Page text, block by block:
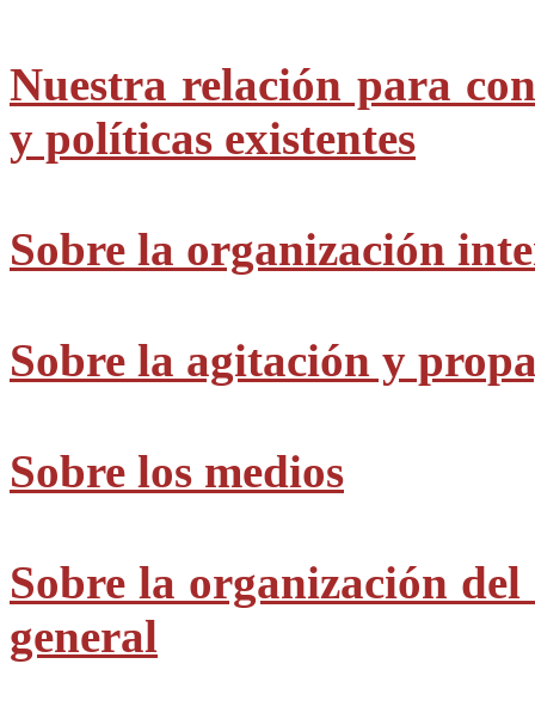
Nuestra relación para
y políticas existentes
Sobre la organización
Sobre la agitación y
Sobre los medios
Sobre la organización
general